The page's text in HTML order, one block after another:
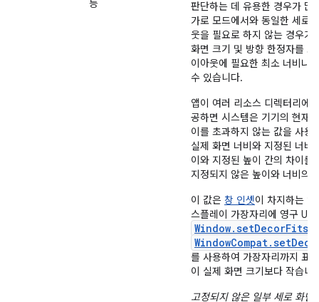
등
판단하는 데 유용한 경우가 많
가로 모드에서와 동일한 세로
웃을 필요로 하지 않는 경우가
화면 크기 및 방향 한정자를
이아웃에 필요한 최소 너비나
수 있습니다.
앱이 여러 리소스 디렉터리에
공하면 시스템은 기기의 현재
이를 초과하지 않는 값을 사용
실제 화면 너비와 지정된 너비
이와 지정된 높이 간의 차이를
지정되지 않은 높이와 너비의
이 값은 창 인셋이 차지하는
스플레이 가장자리에 영구 UI
를 사용하여 가장자리까지 표
이 실제 화면 크기보다 작습니
고정되지 않은 일부 세로 화면